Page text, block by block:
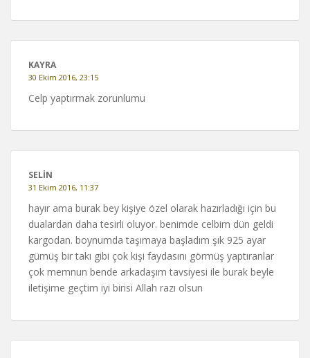
KAYRA
30 Ekim 2016, 23:15
Celp yaptırmak zorunlumu
SELIN
31 Ekim 2016, 11:37
hayır ama burak bey kişiye özel olarak hazırladığı için bu
dualardan daha tesirli oluyor. benimde celbim dün geldi
kargodan. boynumda taşımaya başladım şık 925 ayar
gümüş bir takı gibi çok kişi faydasını görmüş yaptıranlar
çok memnun bende arkadaşım tavsiyesi ile burak beyle
iletişime geçtim iyi birisi Allah razı olsun